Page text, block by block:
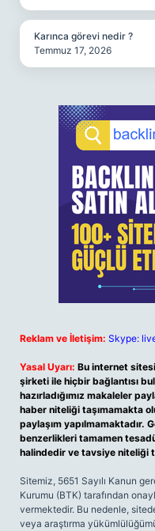
Karınca görevi nedir ?
Temmuz 17, 2026
Reklam ve İletişim: Skype:
Yasal Uyarı: Bu internet
şirketi ile hiçbir bağlantısı
hazırladığımız makaleler
haber niteliği taşımamakta
paylaşım yapılmamaktadır.
benzerlikleri tamamen
halindedir ve tavsiye niteliği
Sitemiz, 5651 Sayılı Kanun
Kurumu (BTK) tarafından
vermektedir. Bu nedenle,
veya araştırma